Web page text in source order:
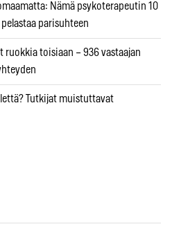
Nämä psykoterapeutin 10
parisuhteen
ruokkia toisiaan – 936 vastaajan
Tutkijat muistuttavat